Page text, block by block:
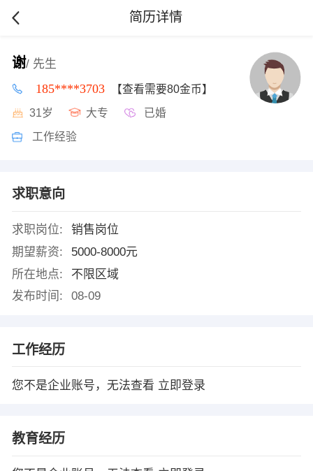
简历详情
谢/ 先生
185****3703 【查看需要80金币】
31岁 大专 已婚
工作经验
求职意向
求职岗位:
销售岗位
期望薪资:
5000-8000元
所在地点:
不限区域
发布时间:
08-09
工作经历
您不是企业账号，无法查看 立即登录
教育经历